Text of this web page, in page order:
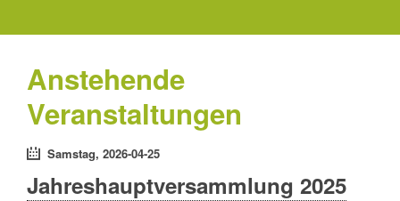
Anstehende
Veranstaltungen
Samstag, 2026-04-25
Jahreshauptversammlung 2025